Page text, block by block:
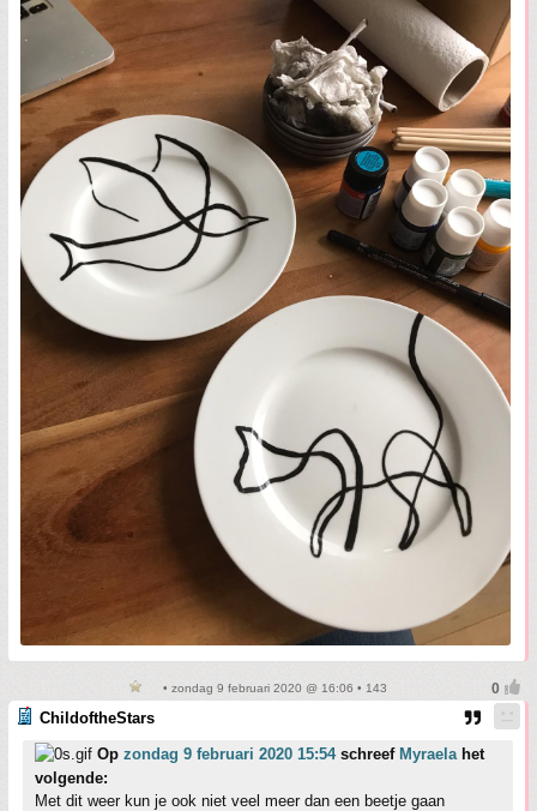
• zondag 9 februari 2020 @ 16:06 • 143
ChildoftheStars
Op zondag 9 februari 2020 15:54schreef Myraela het
volgende:
Met dit weer kun je ook niet veel meer dan een beetje gaan